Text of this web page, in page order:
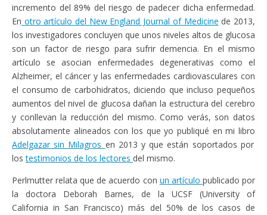
incremento del 89% del riesgo de padecer dicha enfermedad.
En otro artículo del New England Journal of Medicine de 2013,
los investigadores concluyen que unos niveles altos de glucosa
son un factor de riesgo para sufrir demencia. En el mismo
artículo se asocian enfermedades degenerativas como el
Alzheimer, el cáncer y las enfermedades cardiovasculares con
el consumo de carbohidratos, diciendo que incluso pequeños
aumentos del nivel de glucosa dañan la estructura del cerebro
y conllevan la reducción del mismo. Como verás, son datos
absolutamente alineados con los que yo publiqué en mi libro
Adelgazar sin Milagros en 2013 y que están soportados por
lostestimonios de los lectores del mismo.
Perlmutter relata que de acuerdo con un artículo publicado por
la doctora Deborah Barnes, de la UCSF (University of
California in San Francisco) más del 50% de los casos de